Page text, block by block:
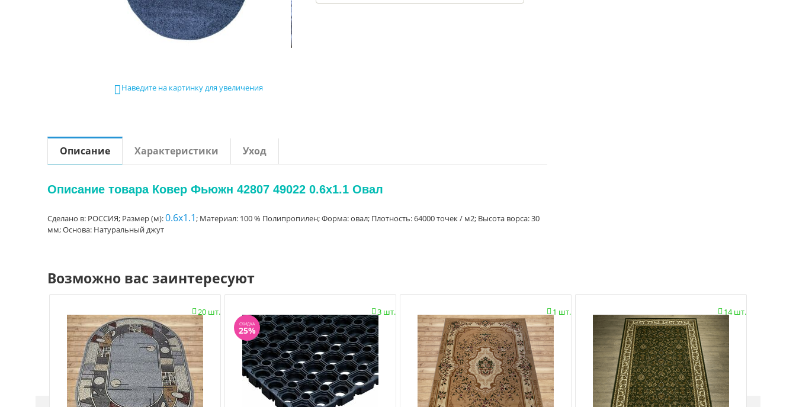
Наведите на картинку для увеличения
Описание Характеристики Уход
Описание товара Ковер Фьюжн 42807 49022 0.6x1.1 Овал
Сделано в: РОССИЯ; Размер (м):0.6x1.1; Материал: 100 % Полипропилен; Форма: овал; Плотность: 64000 точек / м2; Высота ворса: 30
мм; Основа: Натуральный джут
Возможно вас заинтересуют
20 шт.
 3 шт.

СКИДКА
25%
1 шт.
 14 шт.
